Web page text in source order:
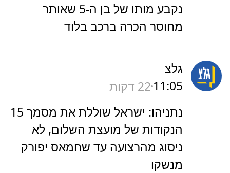
נקבע מותו של בן ה-5 שאותר
מחוסר הכרה ברכב בלוד
גלצ
11:05 22 דקות
נתניהו: ישראל שוללת את מסמך 15
הנקודות של מועצת השלום, לא
ניסוג מהרצועה עד שחמאס יפורק
מנשקו